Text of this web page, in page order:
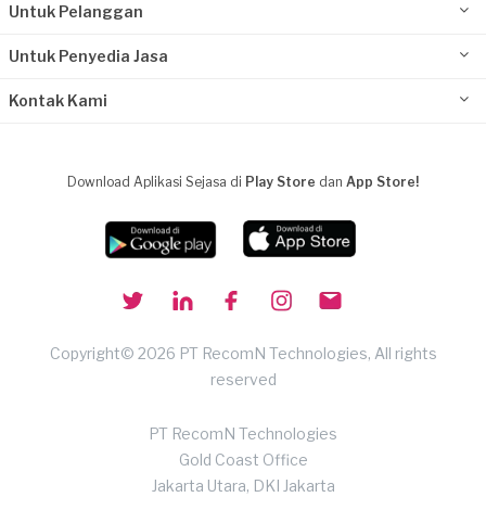
Untuk Pelanggan
Untuk Penyedia Jasa
Kontak Kami
Download Aplikasi Sejasa di Play Store dan App Store!
Copyright© 2026 PT RecomN Technologies, All rights
reserved
PT RecomN Technologies
Gold Coast Office
Jakarta Utara, DKI Jakarta